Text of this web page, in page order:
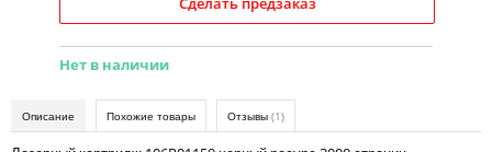
HP
Kodak
Нет в наличии
Описание Похожие товары Отзывы (1)